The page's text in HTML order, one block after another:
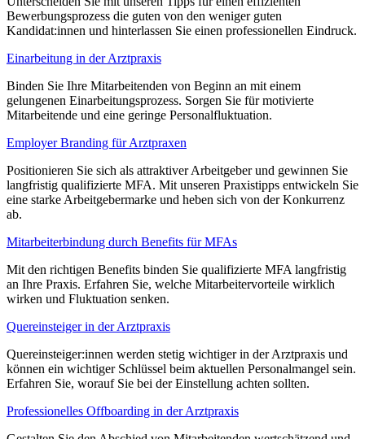
Bewerbungsprozess die guten von den weniger guten
Kandidat:innen und hinterlassen Sie einen professionellen Eindruck.
Einarbeitung in der Arztpraxis
Binden Sie Ihre Mitarbeitenden von Beginn an mit einem
gelungenen Einarbeitungsprozess. Sorgen Sie für motivierte
Mitarbeitende und eine geringe Personalfluktuation.
Employer Branding für Arztpraxen
Positionieren Sie sich als attraktiver Arbeitgeber und gewinnen Sie
langfristig qualifizierte MFA. Mit unseren Praxistipps entwickeln Sie
eine starke Arbeitgebermarke und heben sich von der Konkurrenz
ab.
Mitarbeiterbindung durch Benefits für MFAs
Mit den richtigen Benefits binden Sie qualifizierte MFA langfristig
an Ihre Praxis. Erfahren Sie, welche Mitarbeitervorteile wirklich
wirken und Fluktuation senken.
Quereinsteiger in der Arztpraxis
Quereinsteiger:innen werden stetig wichtiger in der Arztpraxis und
können ein wichtiger Schlüssel beim aktuellen Personalmangel sein.
Erfahren Sie, worauf Sie bei der Einstellung achten sollten.
Professionelles Offboarding in der Arztpraxis